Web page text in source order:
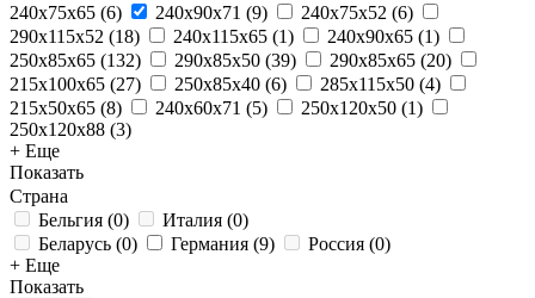
240x75x65 (6) 240x90x71 (9) 240x75x52 (6)
290x115x52 (18) 240x115x65 (1) 240x90x65 (1)
250x85x65 (132) 290x85x50 (39) 290x85x65 (20)
215x100x65 (27) 250х85х40 (6) 285x115x50 (4)
215x50x65 (8) 240x60x71 (5) 250x120x50 (1)
250x120x88 (3)
+ Еще
Показать
Страна
Бельгия (0) Италия (0)
Беларусь (0) Германия (9) Россия (0)
+ Еще
Показать